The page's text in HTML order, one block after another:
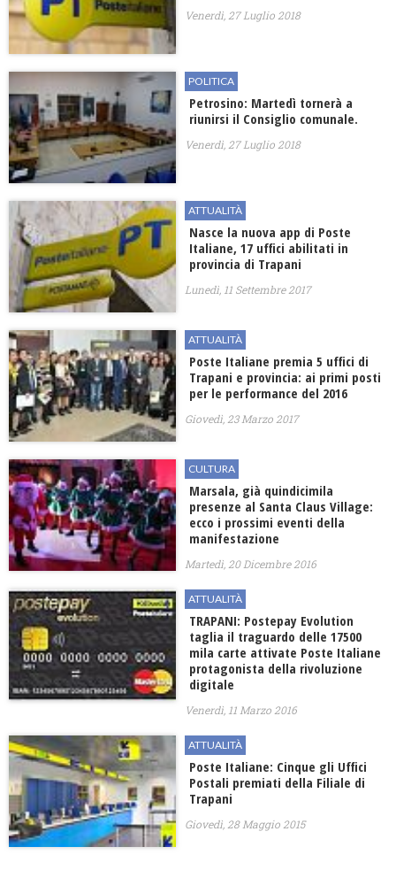
Venerdì, 27 Luglio 2018
POLITICA
Petrosino: Martedì tornerà a
riunirsi il Consiglio comunale.
Venerdì, 27 Luglio 2018
ATTUALITÀ
Nasce la nuova app di Poste
Italiane, 17 uffici abilitati in
provincia di Trapani
Lunedì, 11 Settembre 2017
ATTUALITÀ
Poste Italiane premia 5 uffici di
Trapani e provincia: ai primi posti
per le performance del 2016
Giovedì, 23 Marzo 2017
CULTURA
Marsala, già quindicimila
presenze al Santa Claus Village:
ecco i prossimi eventi della
manifestazione
Martedì, 20 Dicembre 2016
ATTUALITÀ
TRAPANI: Postepay Evolution
taglia il traguardo delle 17500
mila carte attivate Poste Italiane
protagonista della rivoluzione
digitale
Venerdì, 11 Marzo 2016
ATTUALITÀ
Poste Italiane: Cinque gli Uffici
Postali premiati della Filiale di
Trapani
Giovedì, 28 Maggio 2015